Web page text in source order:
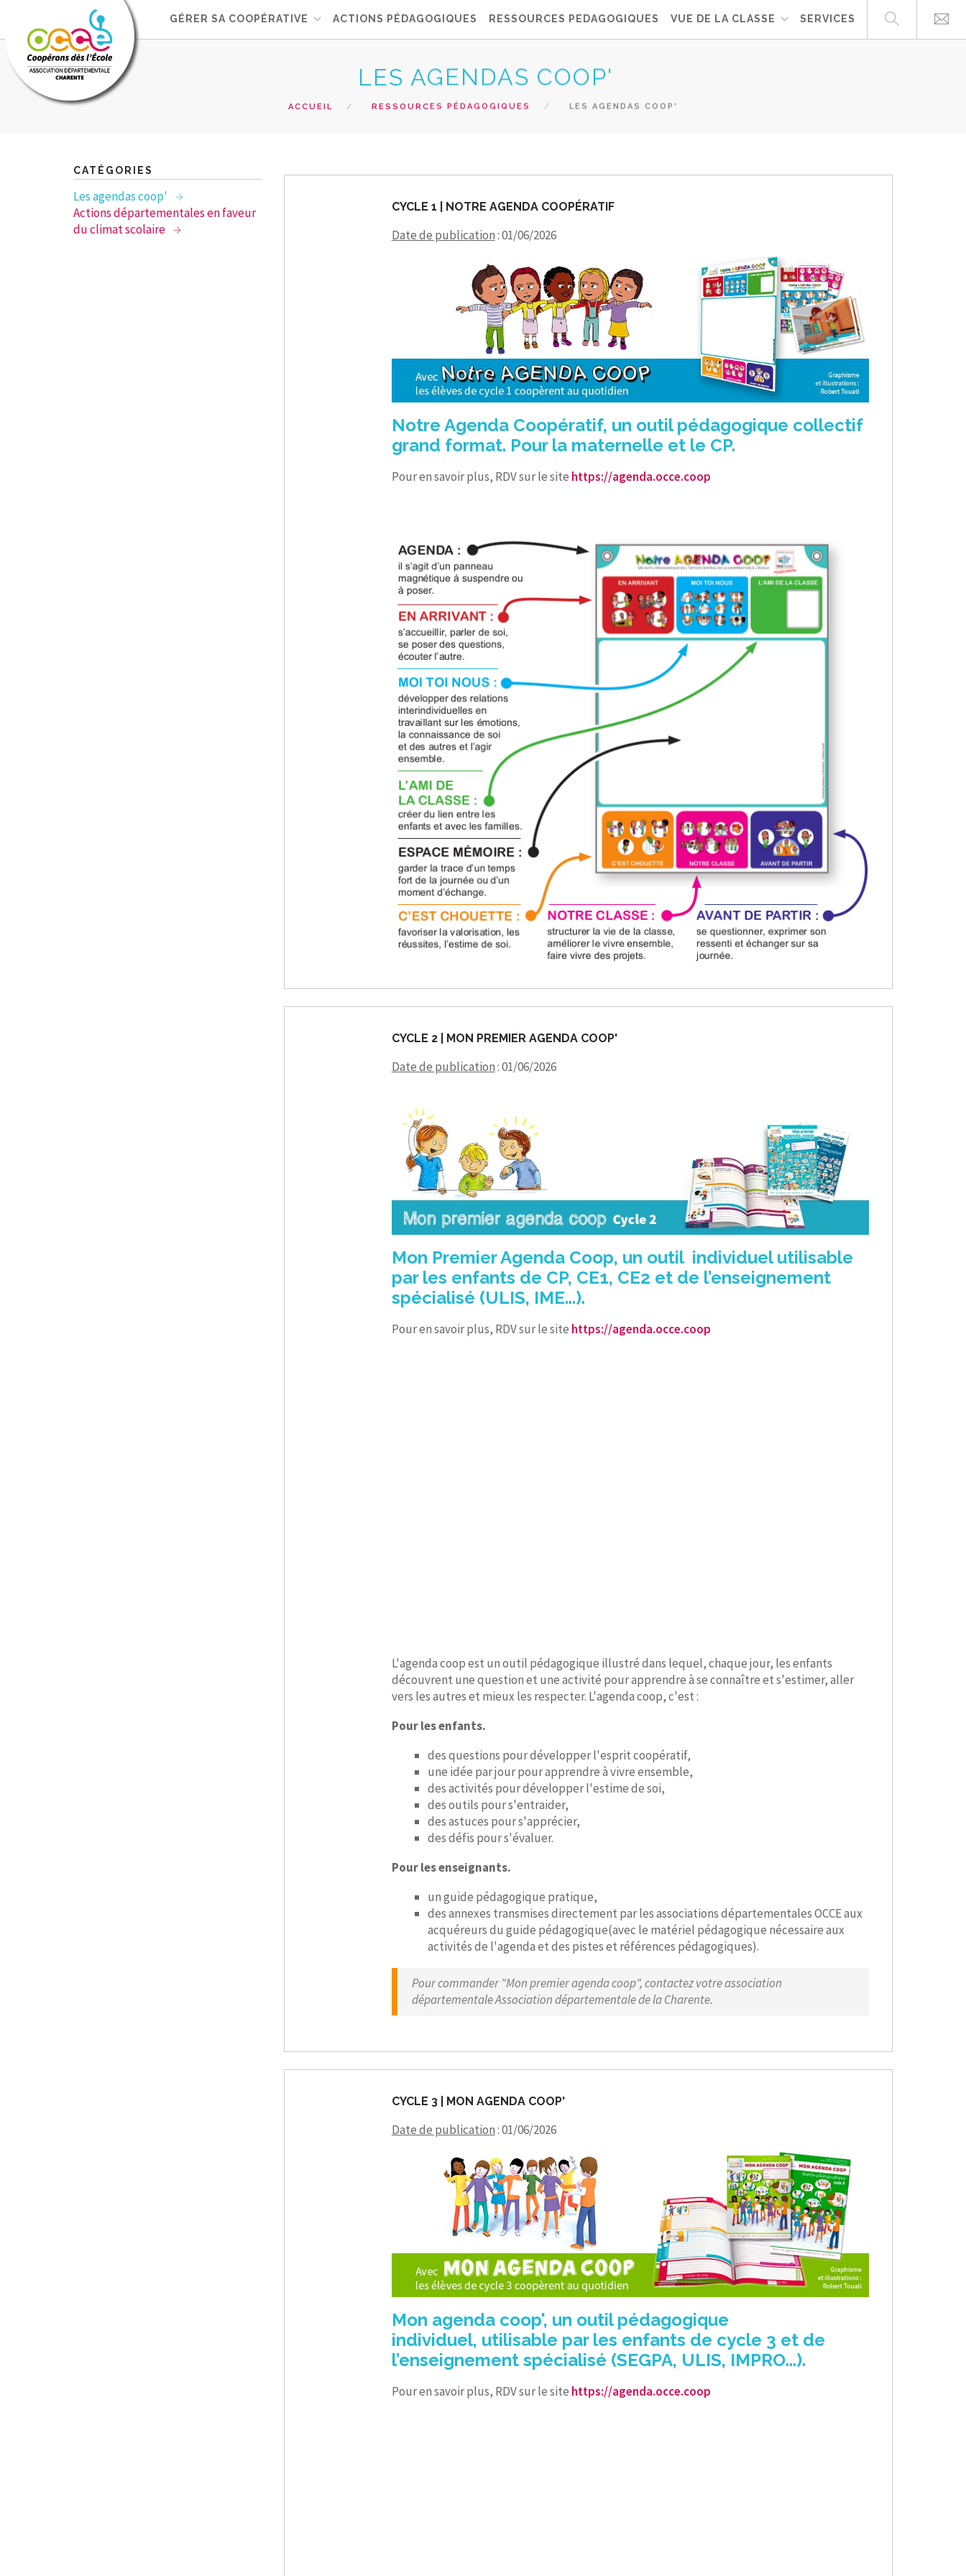
GÉRER SA COOPÉRATIVE ACTIONS PÉDAGOGIQUES RESSOURCES PEDAGOGIQUES VUE DE LA CLASSE SERVICES
LES AGENDAS COOP'
ACCUEIL RESSOURCES PÉDAGOGIQUES LES AGENDAS COOP'
CATÉGORIES
Les agendas coop'
Actions départementales en faveur
du climat scolaire
CYCLE 1 | NOTRE AGENDA COOPÉRATIF
Date de publication: 01/06/2026
Notre Agenda Coopératif, un outil pédagogique collectif
grand format. Pour la maternelle et le CP.
Pour en savoir plus, RDV sur le site https://agenda.occe.coop
CYCLE 2 | MON PREMIER AGENDA COOP'
Date de publication: 01/06/2026
Mon Premier Agenda Coop, un outil individuel utilisable
par les enfants de CP, CE1, CE2 et de l’enseignement
spécialisé (ULIS, IME...).
Pour en savoir plus, RDV sur le site https://agenda.occe.coop
L'agenda coop est un outil pédagogique illustré dans lequel, chaque jour, les enfants
découvrent une question et une activité pour apprendre à se connaître et s'estimer, aller
vers les autres et mieux les respecter. L'agenda coop, c'est :
Pour les enfants.
des questions pour développer l'esprit coopératif,
une idée par jour pour apprendre à vivre ensemble,
des activités pour développer l'estime de soi,
des outils pour s'entraider,
des astuces pour s'apprécier,
des défis pour s'évaluer.
Pour les enseignants.
un guide pédagogique pratique,
des annexes transmises directement par les associations départementales OCCE aux
acquéreurs du guide pédagogique(avec le matériel pédagogique nécessaire aux
activités de l'agenda et des pistes et références pédagogiques).
Pour commander "Mon premier agenda coop", contactez votre association
départementale Association départementale de la Charente.
CYCLE 3 | MON AGENDA COOP'
Date de publication: 01/06/2026
Mon agenda coop', un outil pédagogique
individuel, utilisable par les enfants de cycle 3 et de
l’enseignement spécialisé (SEGPA, ULIS, IMPRO...).
Pour en savoir plus, RDV sur le site https://agenda.occe.coop